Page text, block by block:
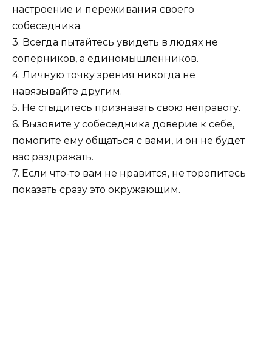
настроение и переживания своего
собеседника.
3. Всегда пытайтесь увидеть в людях не
соперников, а единомышленников.
4. Личную точку зрения никогда не
навязывайте другим.
5. Не стыдитесь признавать свою неправоту.
6. Вызовите у собеседника доверие к себе,
помогите ему общаться с вами, и он не будет
вас раздражать.
7. Если что-то вам не нравится, не торопитесь
показать сразу это окружающим.